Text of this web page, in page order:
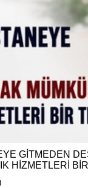
GİTMEDEN
HİZMETLERİ